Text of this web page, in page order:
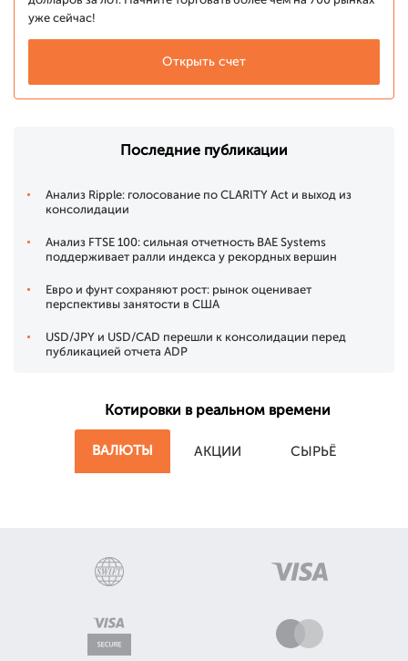
уже сейчас!
Открыть счет
Последние публикации
Анализ Ripple: голосование по CLARITY Act и выход из
консолидации
Анализ FTSE 100: сильная отчетность BAE Systems
поддерживает ралли индекса у рекордных вершин
Евро и фунт сохраняют рост: рынок оценивает
перспективы занятости в США
USD/JPY и USD/CAD перешли к консолидации перед
публикацией отчета ADP
Котировки в реальном времени
ВАЛЮТЫ АКЦИИ СЫРЬЁ